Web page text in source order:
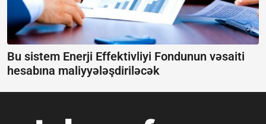
Bu sistem Enerji Effektivliyi Fondunun vəsaiti
hesabına maliyyələşdiriləcək